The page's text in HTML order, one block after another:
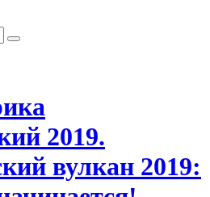
2019.
вулкан 2019: